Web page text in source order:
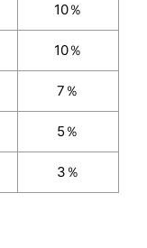
10％
10％
7％
5％
3％